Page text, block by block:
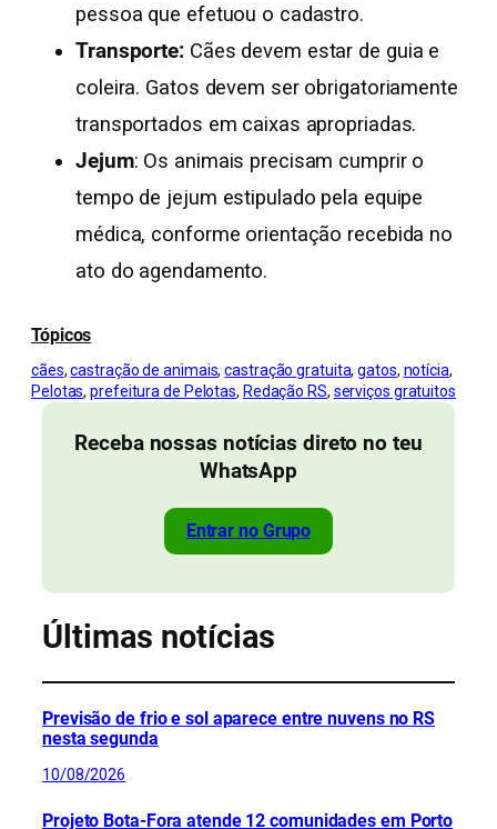
pessoa que efetuou o cadastro.
Transporte:Cães devem estar de guia e
coleira. Gatos devem ser obrigatoriamente
transportados em caixas apropriadas.
Jejum: Os animais precisam cumprir o
tempo de jejum estipulado pela equipe
médica, conforme orientação recebida no
ato do agendamento.
Tópicos
cães, castração de animais, castração gratuita, gatos, notícia
Pelotas, prefeitura de Pelotas, Redação RS, serviços gratuitos
Receba nossas notícias direto no teu
WhatsApp
Entrar no Grupo
Últimas notícias
Previsão de frio e sol aparece entre nuvens no RS
nesta segunda
10/08/2026
Projeto Bota-Fora atende 12 comunidades em Porto